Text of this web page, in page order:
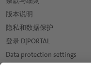
版本说明
隐私和数据保护
登录 D|PORTAL
Data protection settings